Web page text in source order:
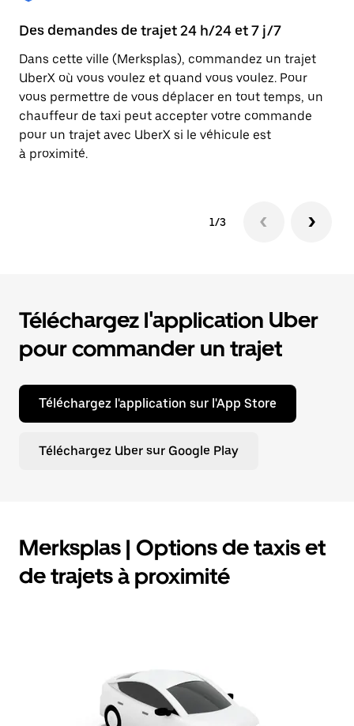
Des demandes de trajet 24 h/24 et 7 j/7
Dans cette ville (Merksplas), commandez un trajet
UberX où vous voulez et quand vous voulez. Pour
vous permettre de vous déplacer en tout temps, un
chauffeur de taxi peut accepter votre commande
pour un trajet avec UberX si le véhicule est
à proximité.
1/3
Téléchargez l'application Uber
pour commander un trajet
Téléchargez l'application sur l'App Store
Téléchargez Uber sur Google Play
Merksplas | Options de taxis et
de trajets à proximité